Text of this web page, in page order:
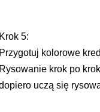
5:
kolorowe
krok po
uczą się